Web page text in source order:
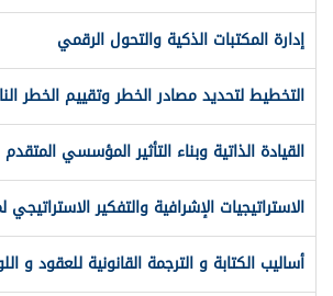
إدارة المكتبات الذكية والتحول الرقمي
التخطيط لتحديد مصادر الخطر وتقييم الخطر
القيادة الذاتية وبناء التأثير المؤسسي المتقدم
الاستراتيجيات الإشرافية والتفكير الاستراتيجي
أساليب الكتابة و الترجمة القانونية للعقود و